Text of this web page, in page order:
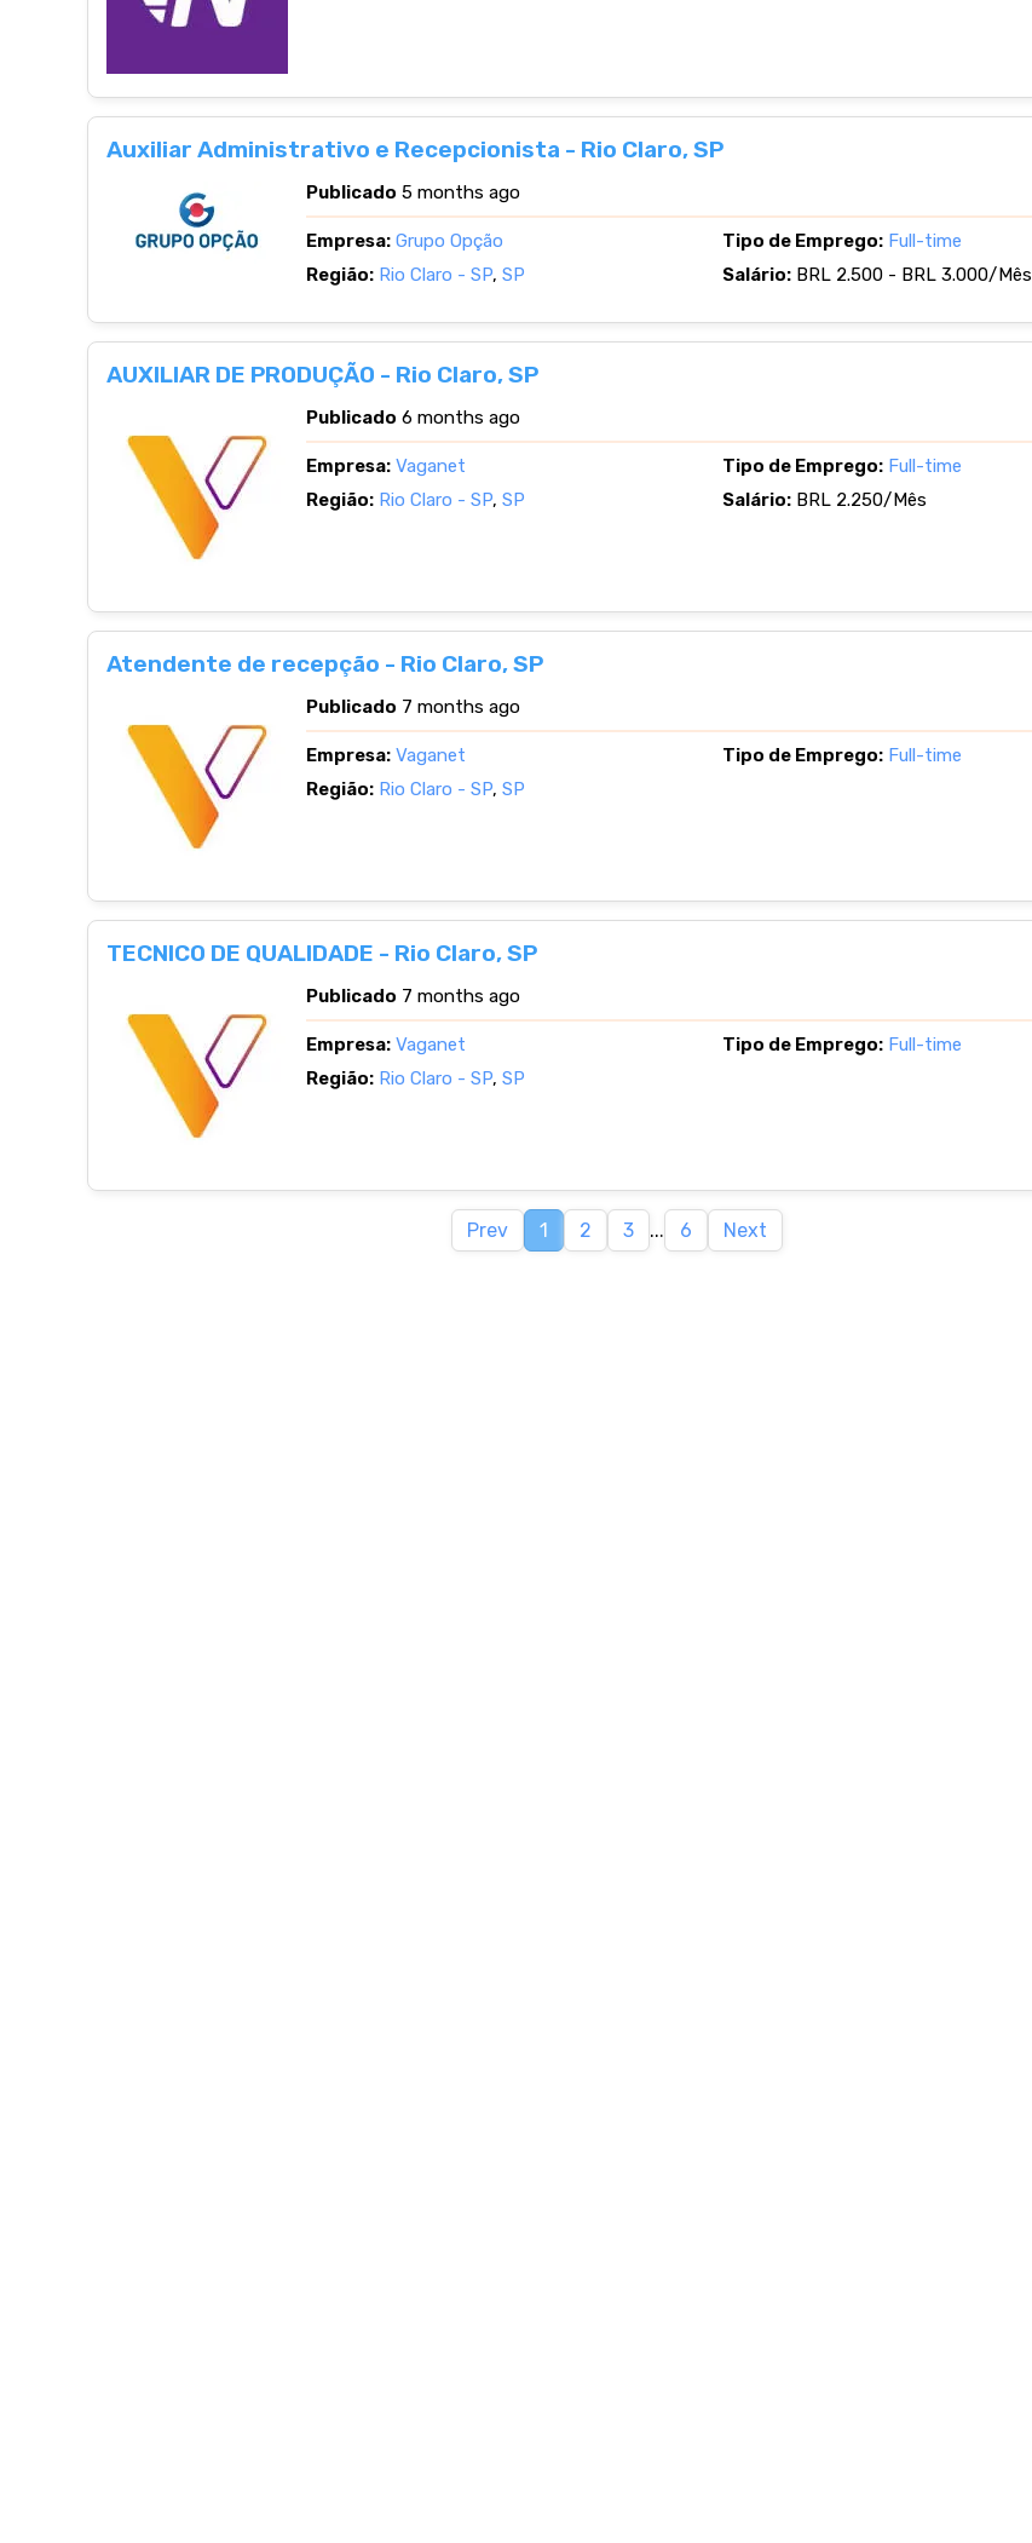
Auxiliar Administrativo e Recepcionista - Rio Claro, SP
Publicado 5 months ago
Empresa: Grupo Opção Tipo de Emprego: Full-time
Região: Rio Claro - SP, SP Salário: BRL 2.500 - BRL 3.000/Mês
AUXILIAR DE PRODUÇÃO - Rio Claro, SP
Publicado 6 months ago
Empresa: Vaganet Tipo de Emprego: Full-time
Região: Rio Claro - SP, SP Salário: BRL 2.250/Mês
Atendente de recepção - Rio Claro, SP
Publicado 7 months ago
Empresa: Vaganet Tipo de Emprego: Full-time
Região: Rio Claro - SP, SP
TECNICO DE QUALIDADE - Rio Claro, SP
Publicado 7 months ago
Empresa: Vaganet Tipo de Emprego: Full-time
Região: Rio Claro - SP, SP
Prev 1 2 3 ... 6 Next